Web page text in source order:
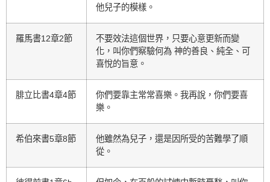
他兒子的模樣。
羅馬書12章2節
不要效法這個世界，只要心意更新而變
化，叫你們察驗何為 神的善良、純全、可
喜悅的旨意。
腓立比書4章4節
你們要靠主常常喜樂。我再說，你們要喜
樂。
希伯來書5章8節
他雖然為兒子，還是因所受的苦難學了順
從。